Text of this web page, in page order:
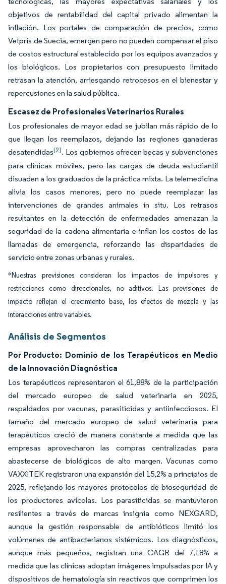
objetivos de rentabilidad del capital privado alimentan la
inflación. Los portales de comparación de precios, como
Vetpris de Suecia, emergen pero no pueden compensar el piso
de costos estructural establecido por los equipos avanzados y
los biológicos. Los propietarios con presupuesto limitado
retrasan la atención, arriesgando retrocesos en el bienestar y
repercusiones en la salud pública.
Escasez de Profesionales Veterinarios Rurales
Los profesionales de mayor edad se jubilan más rápido de lo
que llegan los reemplazos, dejando las regiones ganaderas
desatendidas[2]. Los gobiernos ofrecen becas y subvenciones
para clínicas móviles, pero las cargas de deuda estudiantil
disuaden a los graduados de la práctica mixta. La telemedicina
alivia los casos menores, pero no puede reemplazar las
intervenciones de grandes animales in situ. Los retrasos
resultantes en la detección de enfermedades amenazan la
seguridad de la cadena alimentaria e inflan los costos de las
llamadas de emergencia, reforzando las disparidades de
servicio entre zonas urbanas y rurales.
*Nuestras previsiones consideran los impactos de impulsores y
restricciones como direccionales, no aditivos. Las previsiones de
impacto reflejan el crecimiento base, los efectos de mezcla y las
interacciones entre variables.
Análisis de Segmentos
Por Producto: Dominio de los Terapéuticos en Medio
de la Innovación Diagnóstica
Los terapéuticos representaron el 61,88% de la participación
del mercado europeo de salud veterinaria en 2025,
respaldados por vacunas, parasiticidas y antiinfecciosos. El
tamaño del mercado europeo de salud veterinaria para
terapéuticos creció de manera constante a medida que las
empresas aprovecharon las compras centralizadas para
abastecerse de biológicos de alto margen. Vacunas como
VAXXITEK registraron una expansión del 15,2% a principios de
2025, reflejando los mayores protocolos de bioseguridad de
los productores avícolas. Los parasiticidas se mantuvieron
resilientes a través de marcas insignia como NEXGARD,
aunque la gestión responsable de antibióticos limitó los
volúmenes de antibacterianos sistémicos. Los diagnósticos,
aunque más pequeños, registran una CAGR del 7,18% a
medida que las clínicas adoptan imágenes impulsadas por IA y
dispositivos de hematología sin reactivos que comprimen los